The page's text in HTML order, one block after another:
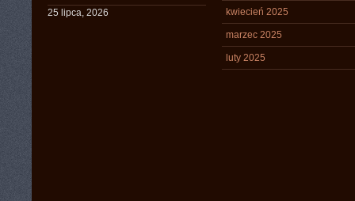
25 lipca, 2026
kwiecień 2025
marzec 2025
luty 2025